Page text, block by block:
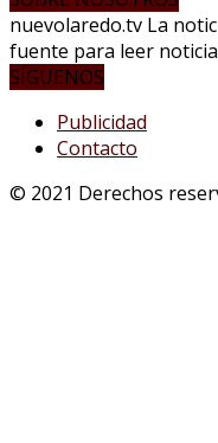
nuevolaredo.tv La
fuente para leer
SÍGUENOS
Publicidad
Contacto
© 2021 Derechos